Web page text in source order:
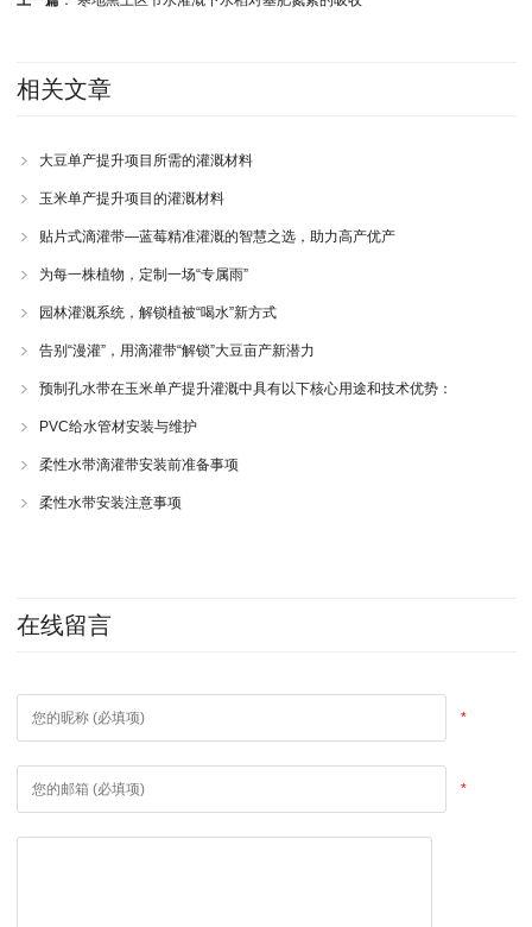
相关文章
大豆单产提升项目所需的灌溉材料
玉米单产提升项目的灌溉材料
贴片式滴灌带—蓝莓精准灌溉的智慧之选，助力高产优产
为每一株植物，定制一场“专属雨”
园林灌溉系统，解锁植被“喝水”新方式
告别“漫灌”，用滴灌带“解锁”大豆亩产新潜力
预制孔水带在玉米单产提升灌溉中具有以下核心用途和技术优势：
PVC给水管材安装与维护
柔性水带滴灌带安装前准备事项
柔性水带安装注意事项
在线留言
*
*